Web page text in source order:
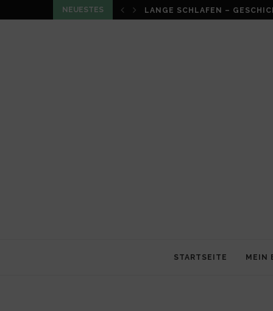
NEUESTES LOUMA VON CHRISTIAN
STARTSEITE MEIN